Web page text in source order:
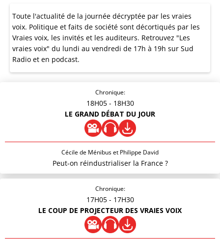
Toute l'actualité de la journée décryptée par les vraies
voix. Politique et faits de société sont décortiqués par les
Vraies voix, les invités et les auditeurs. Retrouvez "Les
vraies voix" du lundi au vendredi de 17h à 19h sur Sud
Radio et en podcast.
Chronique:
18H05 - 18H30
LE GRAND DÉBAT DU JOUR
Cécile de Ménibus et Philippe David
Peut-on réindustrialiser la France ?
Chronique:
17H05 - 17H30
LE COUP DE PROJECTEUR DES VRAIES VOIX